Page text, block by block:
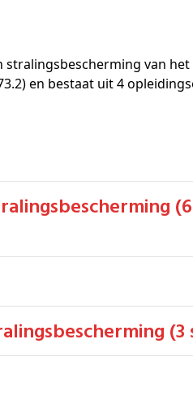
van het
en bestaat uit 4
(3